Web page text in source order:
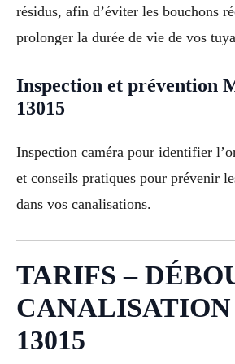
résidus, afin d’éviter les bouchons
prolonger la durée de vie de vos
Inspection et prévention
13015
Inspection caméra pour identifier
et conseils pratiques pour prévenir
dans vos canalisations.
TARIFS –
CANALISATION
13015